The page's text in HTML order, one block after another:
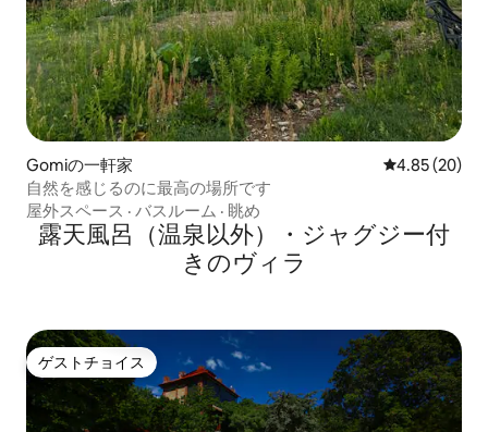
Gomiの一軒家 レビュー20
4.85 (20)
自然を感じるのに最高の場所です
屋外スペース · バスルーム · 眺め
露天風呂（温泉以外）・ジャグジー付
きのヴィラ
ゲストチョイス
ゲストチョイス